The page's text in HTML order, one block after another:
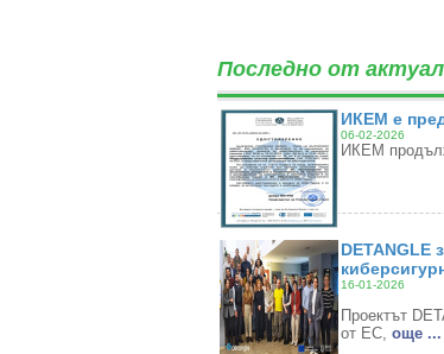
Последно от
ИКЕМ е
06-02-2026
ИКЕМ
DETANGLE
16-01-2026
Проектът
от ЕС, oще ...